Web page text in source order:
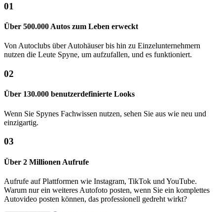
01
Über 500.000 Autos zum Leben erweckt
Von Autoclubs über Autohäuser bis hin zu Einzelunternehmern
nutzen die Leute Spyne, um aufzufallen, und es funktioniert.
02
Über 130.000 benutzerdefinierte Looks
Wenn Sie Spynes Fachwissen nutzen, sehen Sie aus wie neu und
einzigartig.
03
Über 2 Millionen Aufrufe
Aufrufe auf Plattformen wie Instagram, TikTok und YouTube.
Warum nur ein weiteres Autofoto posten, wenn Sie ein komplettes
Autovideo posten können, das professionell gedreht wirkt?